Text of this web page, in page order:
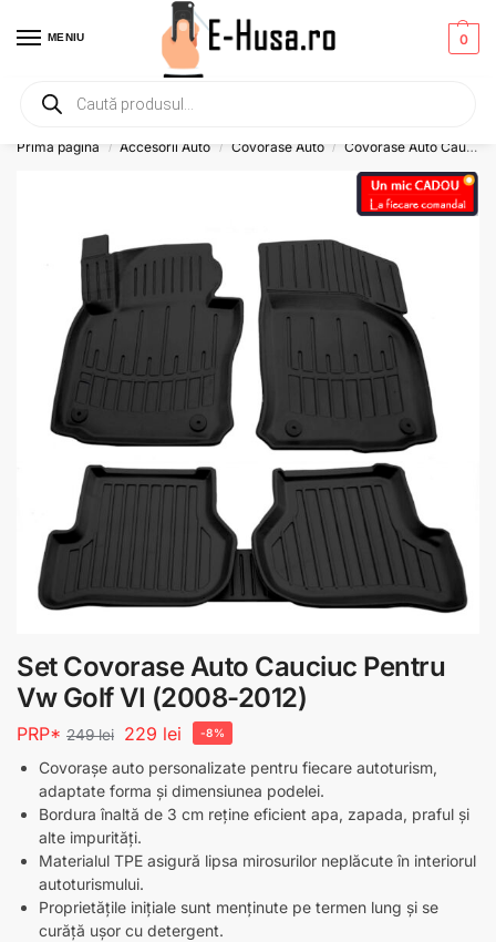
MENIU 0
Primesti un mic
Prima pagină / Accesorii Auto / Covorase Auto / Covorase Auto Cauciuc
Set Covorase Auto Cauciuc Pentru
Vw Golf VI (2008-2012)
PRP* 249lei 229 lei -8%
Covorașe auto personalizate pentru fiecare autoturism,
adaptate forma și dimensiunea podelei.
Bordura înaltă de 3 cm reține eficient apa, zapada, praful și
alte impurități.
Materialul TPE asigură lipsa mirosurilor neplăcute în interiorul
autoturismului.
Proprietățile inițiale sunt menținute pe termen lung și se
curăță ușor cu detergent.